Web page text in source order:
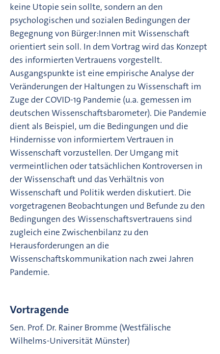
keine Utopie sein sollte, sondern an den
psychologischen und sozialen Bedingungen der
Begegnung von Bürger:Innen mit Wissenschaft
orientiert sein soll. In dem Vortrag wird das Konzept
des informierten Vertrauens vorgestellt.
Ausgangspunkte ist eine empirische Analyse der
Veränderungen der Haltungen zu Wissenschaft im
Zuge der COVID-19 Pandemie (u.a. gemessen im
deutschen Wissenschaftsbarometer). Die Pandemie
dient als Beispiel, um die Bedingungen und die
Hindernisse von informiertem Vertrauen in
Wissenschaft vorzustellen. Der Umgang mit
vermeintlichen oder tatsächlichen Kontroversen in
der Wissenschaft und das Verhältnis von
Wissenschaft und Politik werden diskutiert. Die
vorgetragenen Beobachtungen und Befunde zu den
Bedingungen des Wissenschaftsvertrauens sind
zugleich eine Zwischenbilanz zu den
Herausforderungen an die
Wissenschaftskommunikation nach zwei Jahren
Pandemie.
Vortragende
Sen. Prof. Dr. Rainer Bromme (Westfälische
Wilhelms-Universität Münster)